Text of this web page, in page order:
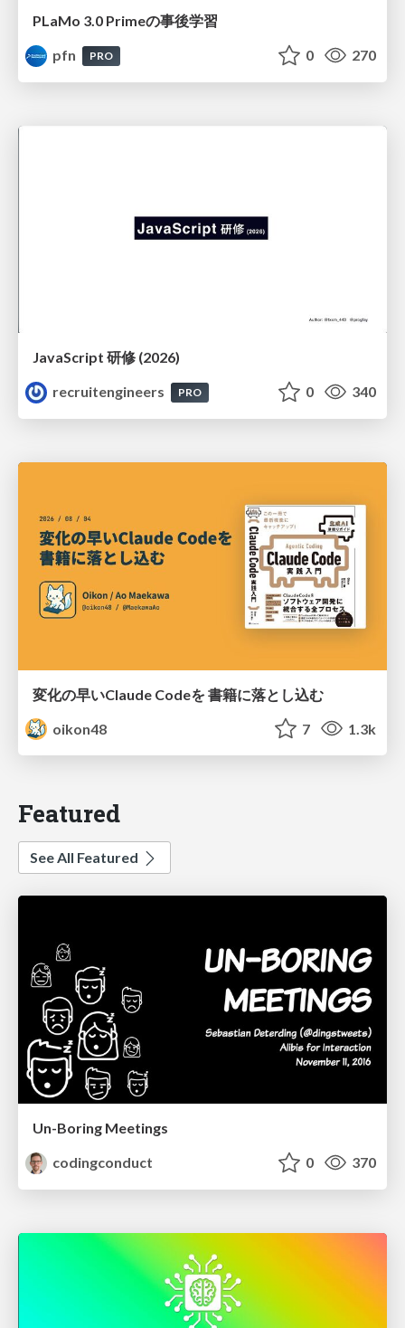
PLaMo 3.0 Primeの事後学習
pfn
PRO 0 270
JavaScript 研修 (2026)
recruitengineers
PRO 0 340
変化の早いClaude Codeを 書籍に落とし込む
oikon48
7 1.3k
Featured
See All Featured
Un-Boring Meetings
codingconduct
0 370